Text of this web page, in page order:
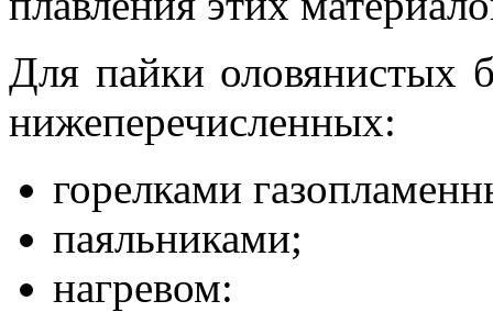
Для пайки оловянистых
нижеперечисленных:
горелками
паяльниками;
нагревом: